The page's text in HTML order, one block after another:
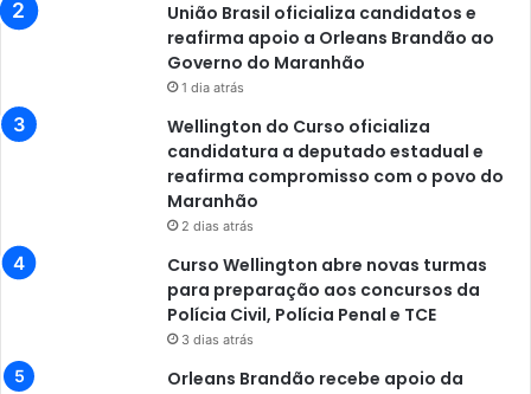
União Brasil oficializa candidatos e
reafirma apoio a Orleans Brandão ao
Governo do Maranhão
1 dia atrás
Wellington do Curso oficializa
candidatura a deputado estadual e
reafirma compromisso com o povo do
Maranhão
2 dias atrás
Curso Wellington abre novas turmas
para preparação aos concursos da
Polícia Civil, Polícia Penal e TCE
3 dias atrás
Orleans Brandão recebe apoio da